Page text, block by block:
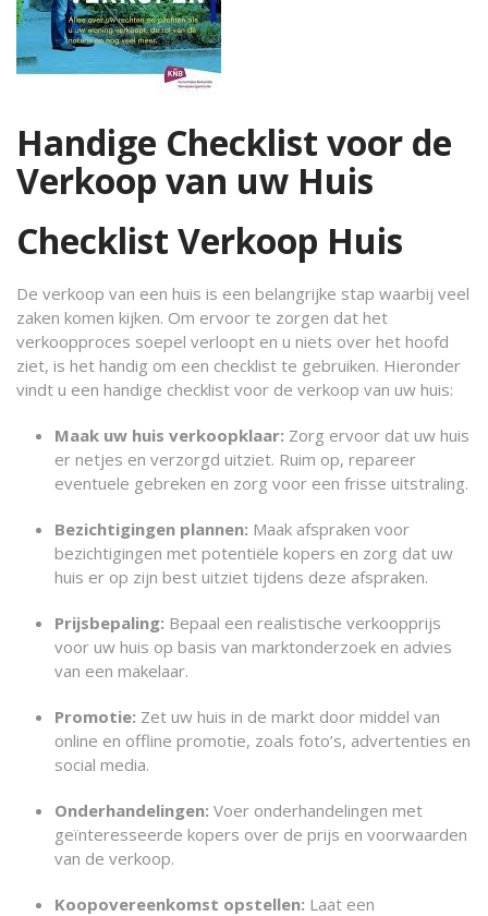
Handige Checklist voor de
Verkoop van uw Huis
Checklist Verkoop Huis
De verkoop van een huis is een belangrijke stap waarbij veel
zaken komen kijken. Om ervoor te zorgen dat het
verkoopproces soepel verloopt en u niets over het hoofd
ziet, is het handig om een checklist te gebruiken. Hieronder
vindt u een handige checklist voor de verkoop van uw huis:
Maak uw huis verkoopklaar: Zorg ervoor dat uw huis
er netjes en verzorgd uitziet. Ruim op, repareer
eventuele gebreken en zorg voor een frisse uitstraling.
Bezichtigingen plannen: Maak afspraken voor
bezichtigingen met potentiële kopers en zorg dat uw
huis er op zijn best uitziet tijdens deze afspraken.
Prijsbepaling: Bepaal een realistische verkoopprijs
voor uw huis op basis van marktonderzoek en advies
van een makelaar.
Promotie: Zet uw huis in de markt door middel van
online en offline promotie, zoals foto’s, advertenties en
social media.
Onderhandelingen: Voer onderhandelingen met
geïnteresseerde kopers over de prijs en voorwaarden
van de verkoop.
Koopovereenkomst opstellen: Laat een